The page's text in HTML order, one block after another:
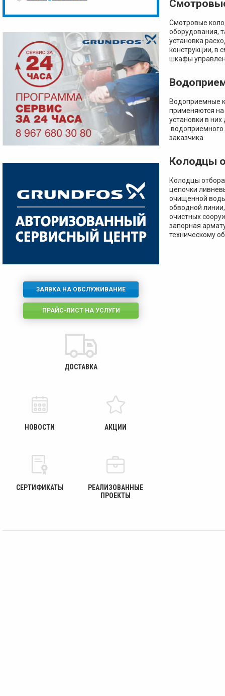
Смотровые
оборудования,
установка
конструкции, в
шкафы
Водоприемные
применяются
установки в
водоприемного
заказчика.
Колодцы
Колодцы
цепочки
очищенной воды
обводной
очистных
запорная
техническому
ЗАЯВКА НА ОБСЛУЖИВАНИЕ
ПРАЙС-ЛИСТ НА УСЛУГИ
ДОСТАВКА
НОВОСТИ АКЦИИ
СЕРТИФИКАТЫ
РЕАЛИЗОВАННЫЕ
ПРОЕКТЫ